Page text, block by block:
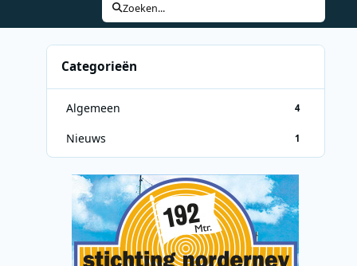
Zoeken...
Categorieën
Algemeen 4
Nieuws 1